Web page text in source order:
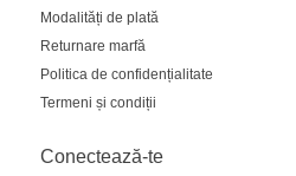
Modalități de plată
Returnare marfă
Politica de confidențialitate
Termeni și condiții
Conectează-te